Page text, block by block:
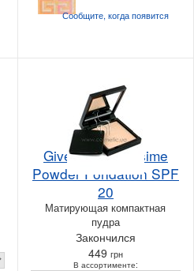
Сообщите, когдапоявится
Givenchy Matissime
Powder Fondation SPF
20
Матирующая компактная
пудра
Закончился
449 грн
В ассортименте: